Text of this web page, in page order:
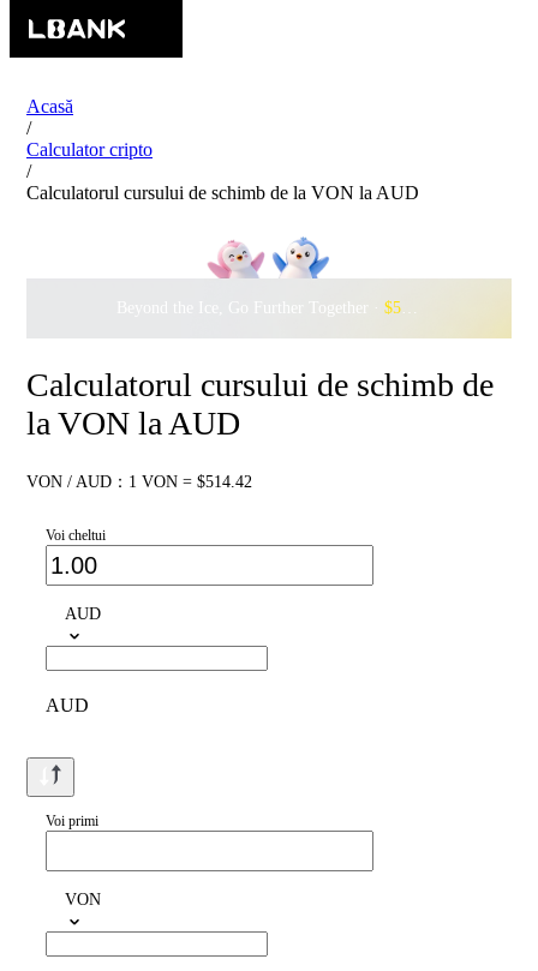
Acasă
/
Calculator cripto
/
Calculatorul cursului de schimb de la VON la AUD
Beyond the Ice, Go Further Together · $500,000
Calculatorul cursului de schimb de
la VON la AUD
VON / AUD：1 VON = $514.42
Voi cheltui
AUD
AUD
Voi primi
VON